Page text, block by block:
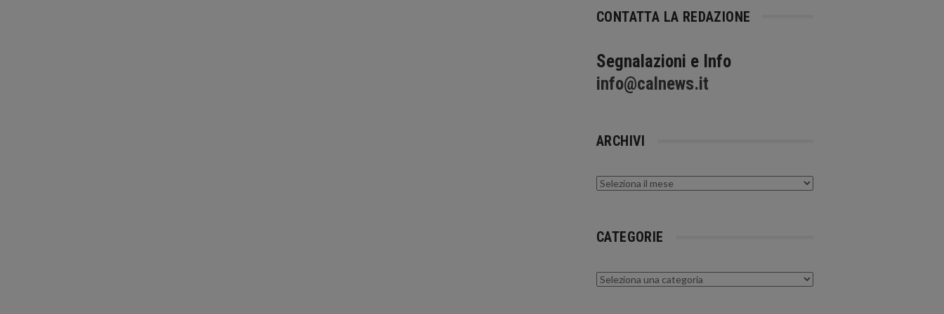
CONTATTA LA REDAZIONE
Segnalazioni e Info
info@calnews.it
ARCHIVI
Archivi
CATEGORIE
Categorie